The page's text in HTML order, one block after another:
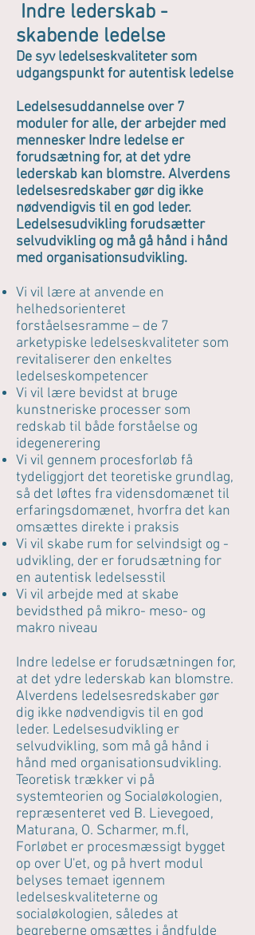
Indre lederskab -
skabende ledelse
De syv ledelseskvaliteter som
udgangspunkt for autentisk ledelse
Ledelsesuddannelse over 7
moduler for alle, der arbejder med
mennesker Indre ledelse er
forudsætning for, at det ydre
lederskab kan blomstre. Alverdens
ledelsesredskaber gør dig ikke
nødvendigvis til en god leder.
Ledelsesudvikling forudsætter
selvudvikling og må gå hånd i hånd
med organisationsudvikling.
Vi vil lære at anvende en
helhedsorienteret
forståelsesramme – de 7
arketypiske ledelseskvaliteter som
revitaliserer den enkeltes
ledelseskompetencer
Vi vil lære bevidst at bruge
kunstneriske processer som
redskab til både forståelse og
idegenerering
Vi vil gennem procesforløb få
tydeliggjort det teoretiske grundlag,
så det løftes fra vidensdomænet til
erfaringsdomænet, hvorfra det kan
omsættes direkte i praksis
Vi vil skabe rum for selvindsigt og -
udvikling, der er forudsætning for
en autentisk ledelsesstil
Vi vil arbejde med at skabe
bevidsthed på mikro- meso- og
makro niveau
Indre ledelse er forudsætningen for,
at det ydre lederskab kan blomstre.
Alverdens ledelsesredskaber gør
dig ikke nødvendigvis til en god
leder. Ledelsesudvikling er
selvudvikling, som må gå hånd i
hånd med organisationsudvikling.
Teoretisk trækker vi på
systemteorien og Socialøkologien,
repræsenteret ved B. Lievegoed,
Maturana, O. Scharmer, m.fl,
Forløbet er procesmæssigt bygget
op over U'et, og på hvert modul
belyses temaet igennem
ledelseskvaliteterne og
socialøkologien, således at
begreberne omsættes i åndfulde